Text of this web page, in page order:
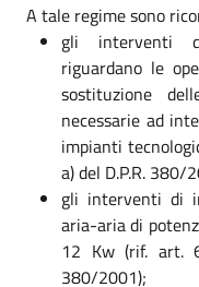
A tale regime sono
gli interventi
riguardano le
sostituzione
necessarie ad
impianti
a) del D.P.R. 380/
gli interventi di
aria-aria di
12 Kw (rif. art.
380/2001);